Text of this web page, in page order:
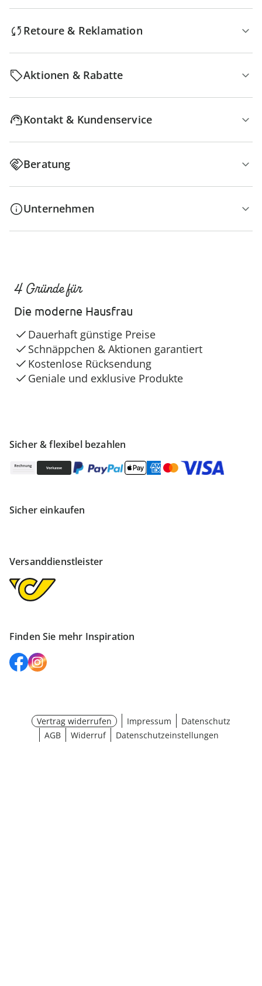
Retoure & Reklamation
Aktionen & Rabatte
Kontakt & Kundenservice
Beratung
Unternehmen
Sicher & flexibel bezahlen
Sicher einkaufen
Versanddienstleister
Finden Sie mehr Inspiration
4 Gründe für
Die moderne Hausfrau
Dauerhaft günstige Preise
Schnäppchen & Aktionen garantiert
Kostenlose Rücksendung
Geniale und exklusive Produkte
Vertrag widerrufen Impressum
Datenschutz
AGB
Widerruf Datenschutzeinstellungen